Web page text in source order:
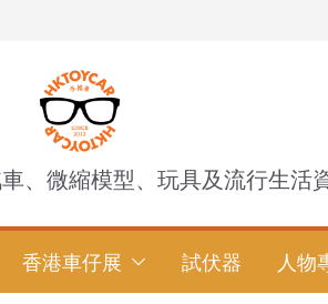
、微縮模型、玩具及流行生活
香港車仔展 試伏器 人物